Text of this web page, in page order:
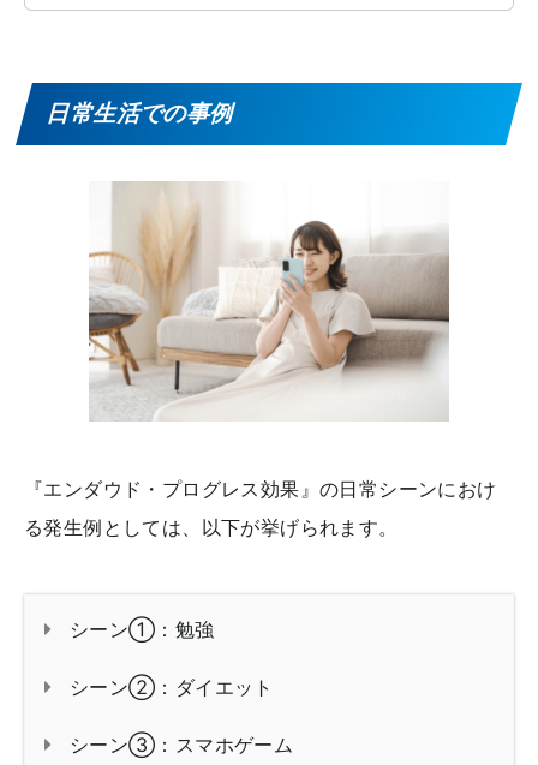
日常生活での事例
『エンダウド・プログレス効果』の日常シーンにおけ
る発生例としては、以下が挙げられます。
シーン①：勉強
シーン②：ダイエット
シーン③：スマホゲーム